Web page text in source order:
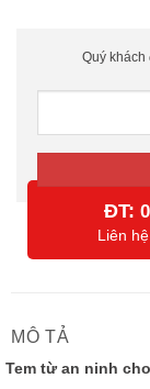
Quý khách
ĐT:
Liên
MÔ TẢ
Tem từ an ninh